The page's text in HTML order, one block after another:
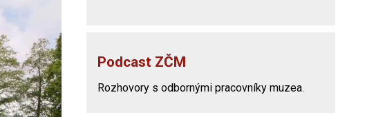
Podcast ZČM
Rozhovory s odbornými pracovníky muzea.